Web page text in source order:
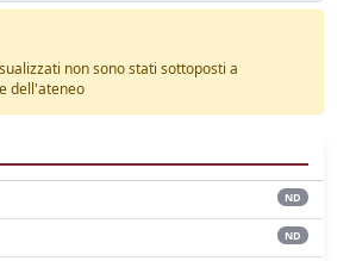
non sono stati sottoposti a
dell'ateneo
ND
ND